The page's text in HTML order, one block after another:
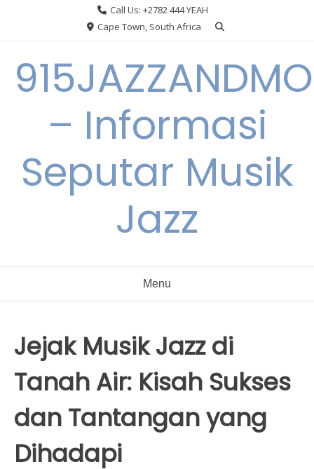
Call Us: +2782 444 YEAH
Cape Town, South Africa
– Informasi
Seputar Musik
Jazz
Menu
Jejak Musik Jazz di
Tanah Air: Kisah Sukses
dan Tantangan yang
Dihadapi